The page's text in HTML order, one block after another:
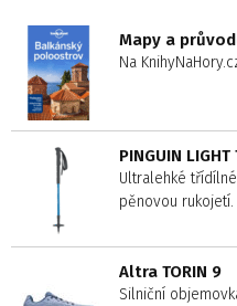
Mapy a
Na
PINGUIN LIGHT
Ultralehké
pěnovou rukojetí.
Altra TORIN 9
Silniční